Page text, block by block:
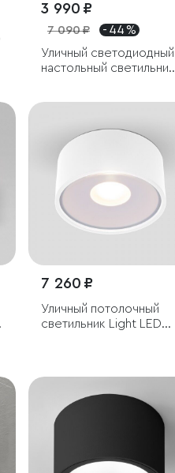
3 990 ₽
7 090 ₽
- 44 %
Уличный светодиодный
настольный светильник
7 260 ₽
Уличный потолочный
светильник Light LED